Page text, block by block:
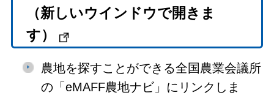
（新しいウインドウで開きま
す）
農地を探すことができる全国農業会議所
の「eMAFF農地ナビ」にリンクしま